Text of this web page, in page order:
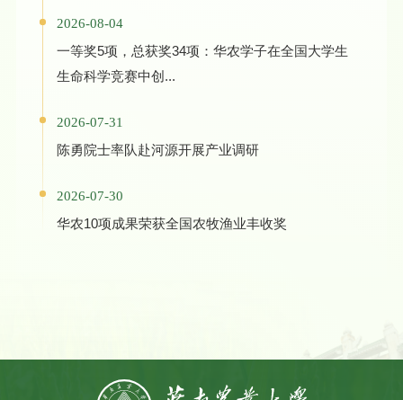
2026-08-04
一等奖5项，总获奖34项：华农学子在全国大学生
生命科学竞赛中创...
2026-07-31
陈勇院士率队赴河源开展产业调研
2026-07-30
华农10项成果荣获全国农牧渔业丰收奖